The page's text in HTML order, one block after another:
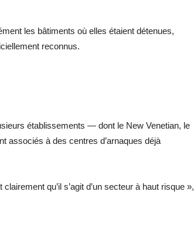
les bâtiments où elles étaient détenues,
reconnus.
établissements — dont le New Venetian, le
associés à des centres d’arnaques déjà
qu’il s’agit d’un secteur à haut risque »,